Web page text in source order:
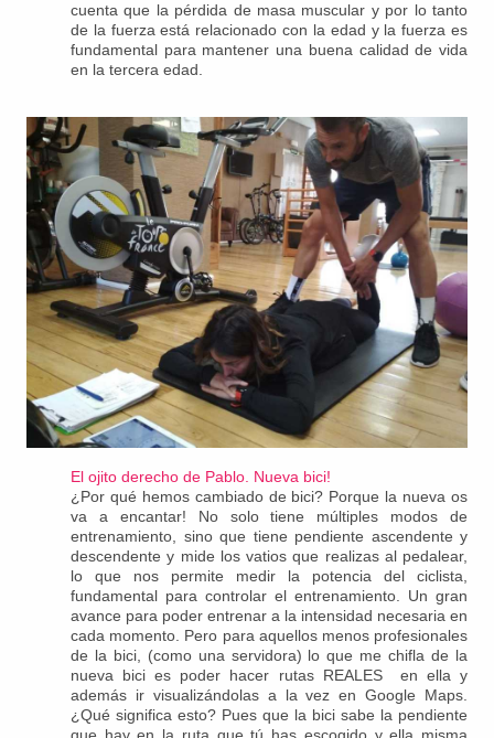
cuenta que la pérdida de masa muscular y por lo tanto
de la fuerza está relacionado con la edad y la fuerza es
fundamental para mantener una buena calidad de vida
en la tercera edad.
El ojito derecho de Pablo. Nueva bici!
¿Por qué hemos cambiado de bici? Porque la nueva os
va a encantar! No solo tiene múltiples modos de
entrenamiento, sino que tiene pendiente ascendente y
descendente y mide los vatios que realizas al pedalear,
lo que nos permite medir la potencia del ciclista,
fundamental para controlar el entrenamiento. Un gran
avance para poder entrenar a la intensidad necesaria en
cada momento. Pero para aquellos menos profesionales
de la bici, (como una servidora) lo que me chifla de la
nueva bici es poder hacer rutas REALES en ella y
además ir visualizándolas a la vez en Google Maps.
¿Qué significa esto? Pues que la bici sabe la pendiente